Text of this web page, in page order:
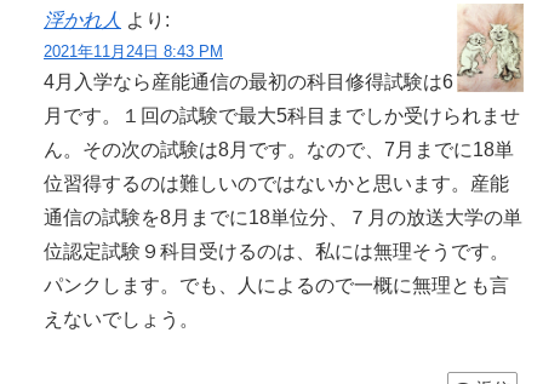
浮かれ人 より:
2021年11月24日 8:43 PM
4月入学なら産能通信の最初の科目修得試験は6
月です。１回の試験で最大5科目までしか受けられませ
ん。その次の試験は8月です。なので、7月までに18単
位習得するのは難しいのではないかと思います。産能
通信の試験を8月までに18単位分、７月の放送大学の単
位認定試験９科目受けるのは、私には無理そうです。
パンクします。でも、人によるので一概に無理とも言
えないでしょう。